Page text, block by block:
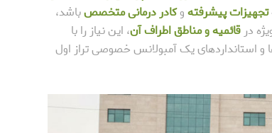
تجهیزات پیشرفتهوکادر درمانی متخصصباشد،
در قائمیه و مناطق اطراف آن، این نیاز را با
و استانداردهای یک آمبولانس خصوصی تراز اول